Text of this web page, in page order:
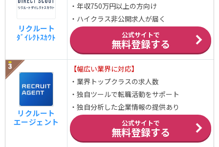
リクルート
ﾀﾞｲﾚｸﾄｽｶｳﾄ
・年収750万円以上の方向け
・ハイクラス非公開求人が届く
公式サイトで
無料登録する
リクルート
エージェント
【幅広い業界に対応】
・業界トップクラスの求人数
・独自ツールで転職活動をサポート
・独自分析した企業情報の提供あり
公式サイトで
無料登録する